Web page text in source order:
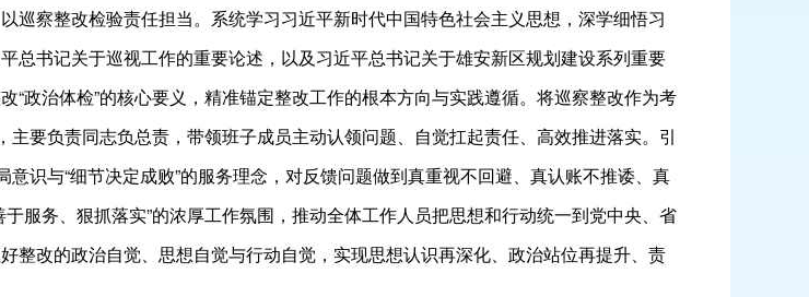
巡察整改检验责任担当。系统学习习近平新时代中国特色社会主义思想，深学细悟习
总书记关于巡视工作的重要论述，以及习近平总书记关于雄安新区规划建设系列重要
“政治体检”的核心要义，精准锚定整改工作的根本方向与实践遵循。将巡察整改作为考
主要负责同志负总责，带领班子成员主动认领问题、自觉扛起责任、高效推进落实。引
意识与“细节决定成败”的服务理念，对反馈问题做到真重视不回避、真认账不推诿、真
服务、狠抓落实”的浓厚工作氛围，推动全体工作人员把思想和行动统一到党中央、省
整改的政治自觉、思想自觉与行动自觉，实现思想认识再深化、政治站位再提升、责